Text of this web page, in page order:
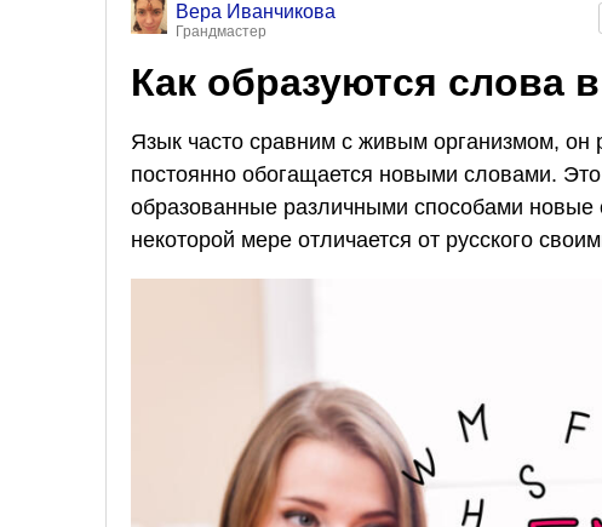
Вера Иванчикова
Грандмастер
Как образуются слова
Язык часто сравним с живым организмом, он
постоянно обогащается новыми словами.
образованные различными способами новые
некоторой мере отличается от русского